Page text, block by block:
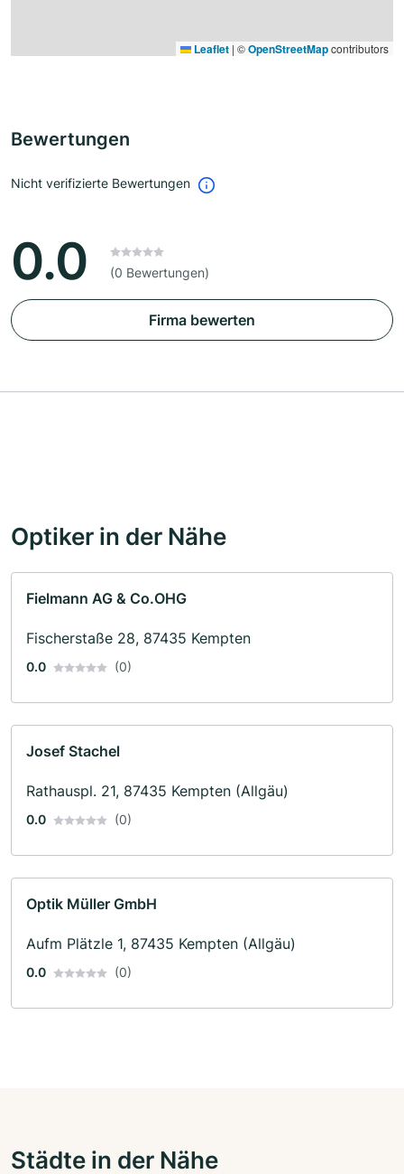
Leaflet | ©OpenStreetMapcontributors
Bewertungen
Nicht verifizierte Bewertungen
0.0 (0 Bewertungen)
Firma bewerten
Optiker in der Nähe
Fielmann AG & Co.OHG
Fischerstaße 28, 87435 Kempten
0.0 (0)
Josef Stachel
Rathauspl. 21, 87435 Kempten (Allgäu)
0.0 (0)
Optik Müller GmbH
Aufm Plätzle 1, 87435 Kempten (Allgäu)
0.0 (0)
Städte in der Nähe